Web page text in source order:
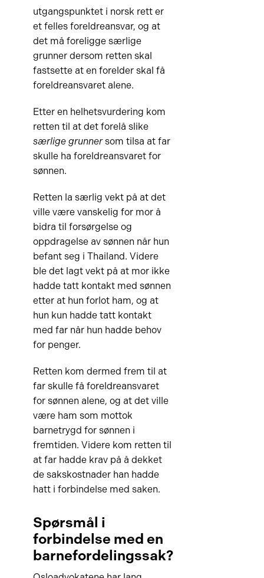
utgangspunktet i norsk rett er
et felles foreldreansvar, og at
det må foreligge særlige
grunner dersom retten skal
fastsette at en forelder skal få
foreldreansvaret alene.
Etter en helhetsvurdering kom
retten til at det forelå slike
særlige grunnersom tilsa at far
skulle ha foreldreansvaret for
sønnen.
Retten la særlig vekt på at det
ville være vanskelig for mor å
bidra til forsørgelse og
oppdragelse av sønnen når hun
befant seg i Thailand. Videre
ble det lagt vekt på at mor ikke
hadde tatt kontakt med sønnen
etter at hun forlot ham, og at
hun kun hadde tatt kontakt
med far når hun hadde behov
for penger.
Retten kom dermed frem til at
far skulle få foreldreansvaret
for sønnen alene, og at det ville
være ham som mottok
barnetrygd for sønnen i
fremtiden. Videre kom retten til
at far hadde krav på å dekket
de sakskostnader han hadde
hatt i forbindelse med saken.
Spørsmål i
forbindelse med en
barnefordelingssak?